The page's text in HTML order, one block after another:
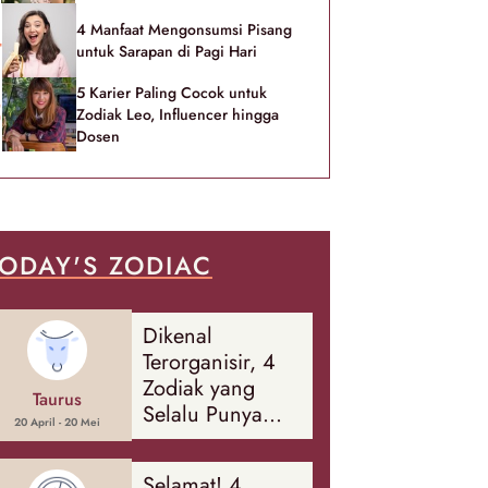
4 Manfaat Mengonsumsi Pisang
untuk Sarapan di Pagi Hari
5 Karier Paling Cocok untuk
Zodiak Leo, Influencer hingga
Dosen
ZODIAC
Taurus
20 April - 20 Mei
Dikenal
Terorganisir, 4
Zodiak yang
Selalu Punya
Rencana
Cadangan Soal